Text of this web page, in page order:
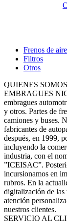
Frenos de
Filtros
Otros
QUIENES SOMOS
EMBRAGUES
embragues
y otros. Partes de
camiones y buses.
fabricantes de
después, en 1999,
incluyendo la
industria, con el
”ICEISAC”.
incursionamos en
rubros. En la
digitalización de las
atención
nuestros clientes.
SERVICIO AL